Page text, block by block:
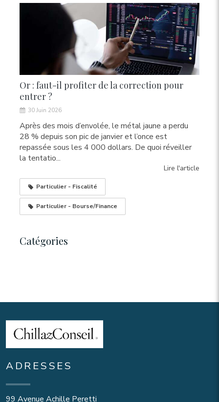
Or : faut-il profiter de la correction pour
entrer ?
30 Juin 2026
Après des mois d’envolée, le métal jaune a perdu
28 % depuis son pic de janvier et l’once est
repassée sous les 4 000 dollars. De quoi réveiller
la tentatio...
Lire l'article
Particulier - Fiscalité
Particulier - Bourse/Finance
Catégories
ADRESSES
99 Avenue Achille Peretti